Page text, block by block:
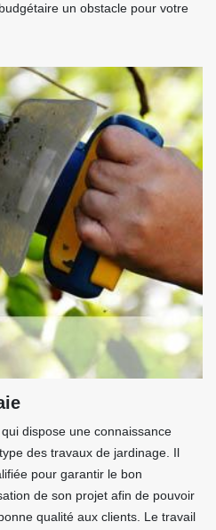
un obstacle pour votre
dispose une connaissance
des travaux de jardinage. Il
pour garantir le bon
de son projet afin de pouvoir
qualité aux clients. Le travail